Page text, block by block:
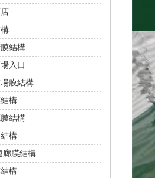
結構
入口
膜結構
構
結構
構
廊膜結構
構